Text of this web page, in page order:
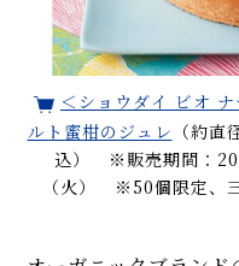
＜ショウダイ ビオ
ルト蜜柑のジュレ （約
込） ※販売期間：
（火） ※50個限定、